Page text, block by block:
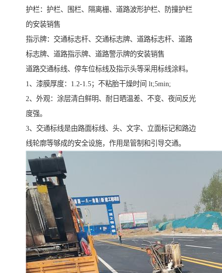
护栏：护栏、围栏、隔离栅、道路波形护栏、防撞护栏
的安装销售
指示牌：交通标志杆、交通标志牌、道路标志杆、道路
标志牌、道路指示牌、道路警示牌的安装销售
道路交通标线、停车位标线及指示头等采用标线涂料。
1、漆膜厚度：1.2-1.5；不粘胎干燥时间 lt;5min;
2、外观：涂层清白鲜明、耐日晒温差、不变、夜间反光
度强。
3、交通标线是由路面标线、头、文字、立面标记和路边
线轮廓等够成的安全设施，作用是管制和引导交通。